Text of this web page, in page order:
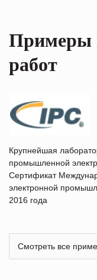
Примеры
работ
Крупнейшая
промышленной
Сертификат
электронной
2016 года
Смотреть все